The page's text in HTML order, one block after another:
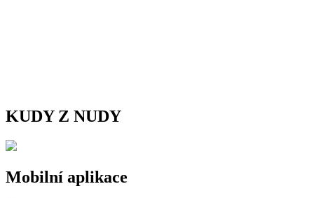
KUDY Z NUDY
Mobilní aplikace